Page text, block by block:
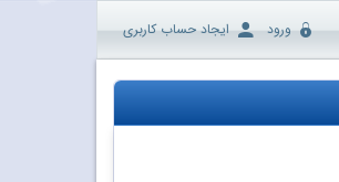
ورود ایجاد حساب کاربری